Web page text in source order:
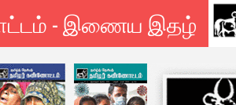
- இணைய இதழ்